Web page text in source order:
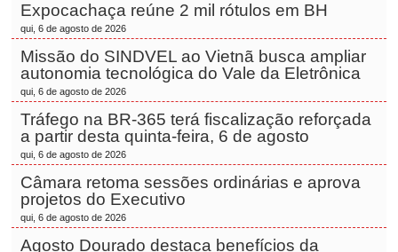
Expocachaça reúne 2 mil rótulos em BH
qui, 6 de agosto de 2026
Missão do SINDVEL ao Vietnã busca ampliar
autonomia tecnológica do Vale da Eletrônica
qui, 6 de agosto de 2026
Tráfego na BR-365 terá fiscalização reforçada
a partir desta quinta-feira, 6 de agosto
qui, 6 de agosto de 2026
Câmara retoma sessões ordinárias e aprova
projetos do Executivo
qui, 6 de agosto de 2026
Agosto Dourado destaca benefícios da